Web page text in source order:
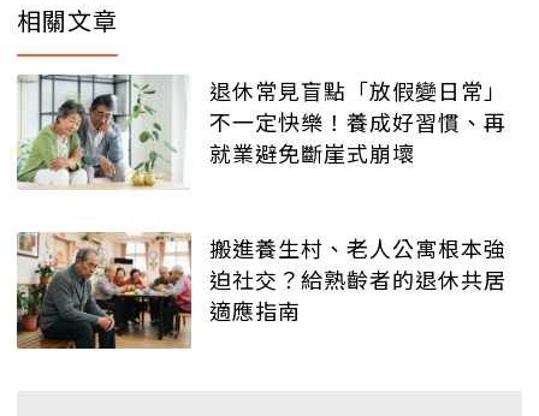
相關文章
退休常見盲點「放假變日常」
不一定快樂！養成好習慣、再
就業避免斷崖式崩壞
搬進養生村、老人公寓根本強
迫社交？給熟齡者的退休共居
適應指南